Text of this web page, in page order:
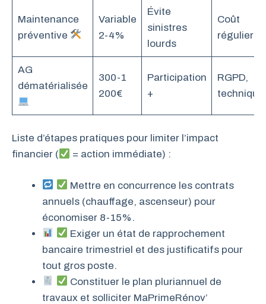
Maintenance
préventive
Variable
2-4%
Évite
sinistres
lourds
Coût
régulier
AG
dématérialisée
300-1
200€
Participation
+
RGPD,
technique
Liste d’étapes pratiques pour limiter l’impact
financier (
= action immédiate) :
Mettre en concurrence les contrats
annuels (chauffage, ascenseur) pour
économiser 8-15%.
Exiger un état de rapprochement
bancaire trimestriel et des justificatifs pour
tout gros poste.
Constituer le plan pluriannuel de
travaux et solliciter MaPrimeRénov’